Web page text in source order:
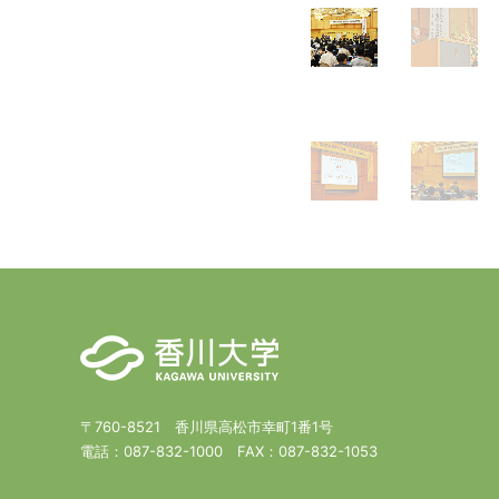
〒760-8521 香川県高松市幸町1番1号
電話： 087-832-1000 FAX： 087-832-1053